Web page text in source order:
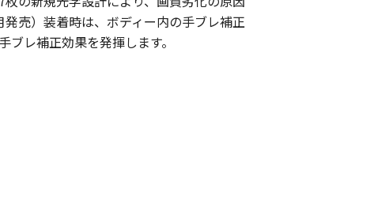
売）装着時は、ボディー内の手ブレ補正
レ補正効果を発揮します。